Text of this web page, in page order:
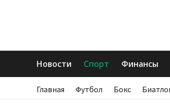
Новости Спорт Финансы
Главная Футбол Бокс